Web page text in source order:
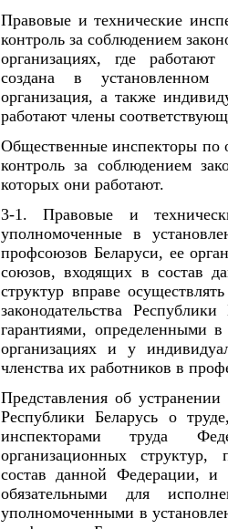
Правовые и технические
контроль за соблюдением
организациях, где
создана в установленном
организация, а также
работают члены
Общественные инспекторы по
контроль за соблюдением
которых они работают.
3-1. Правовые и
уполномоченные в
профсоюзов Беларуси, ее
союзов, входящих в состав
структур вправе
законодательства
гарантиями, определенными
организациях и у
членства их работников в
Представления об
Республики Беларусь о
инспекторами труда
организационных
состав данной Федерации, и
обязательными для
уполномоченными в